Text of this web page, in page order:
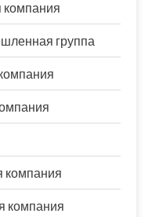
компания
группа
компания
компания